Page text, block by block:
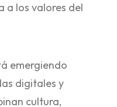
a los valores del
emergiendo
digitales y
cultura,